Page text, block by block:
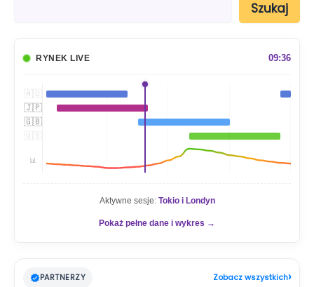
Szukaj
RYNEK LIVE 09:36
🇦🇺
🇯🇵
🇬🇧
🇺🇸
📊
Aktywne sesje: Tokio i Londyn
Pokaż pełne dane i wykres →
PARTNERZY Zobacz wszystkich›